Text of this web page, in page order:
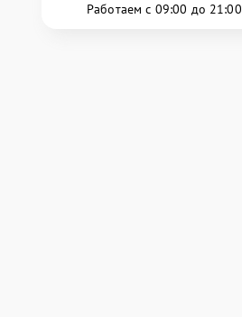
Работаем с 09:00 до 21:00